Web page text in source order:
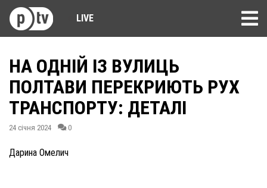
LIVE
НА ОДНІЙ ІЗ ВУЛИЦЬ
ПОЛТАВИ ПЕРЕКРИЮТЬ РУХ
ТРАНСПОРТУ: ДЕТАЛІ
24 січня 2024 0
Дарина Омелич